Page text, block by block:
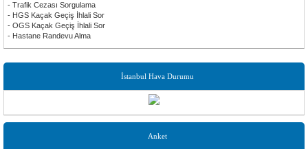
İstanbul Hava Durumu
Anket
- Trafik Cezası Sorgulama
- HGS Kaçak Geçiş İhlali Sor
- OGS Kaçak Geçiş İhlali Sor
- Hastane Randevu Alma